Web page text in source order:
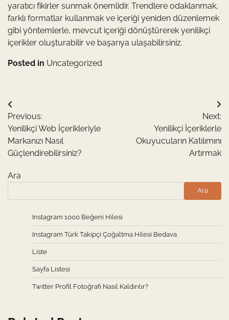
yaratıcı fikirler sunmak önemlidir. Trendlere odaklanmak,
farklı formatlar kullanmak ve içeriği yeniden düzenlemek
gibi yöntemlerle, mevcut içeriği dönüştürerek yenilikçi
içerikler oluşturabilir ve başarıya ulaşabilirsiniz.
Posted in Uncategorized
Yazı
gezinmesi
Previous:
Yenilikçi Web İçerikleriyle
Markanızı Nasıl
Güçlendirebilirsiniz?
Next:
Yenilikçi İçeriklerle
Okuyucuların Katılımını
Artırmak
Ara
Ara
Instagram 1000 Beğeni Hilesi
Instagram Türk Takipçi Çoğaltma Hilesi Bedava
Liste
Sayfa Listesi
Twitter Profil Fotoğrafı Nasıl Kaldırılır?